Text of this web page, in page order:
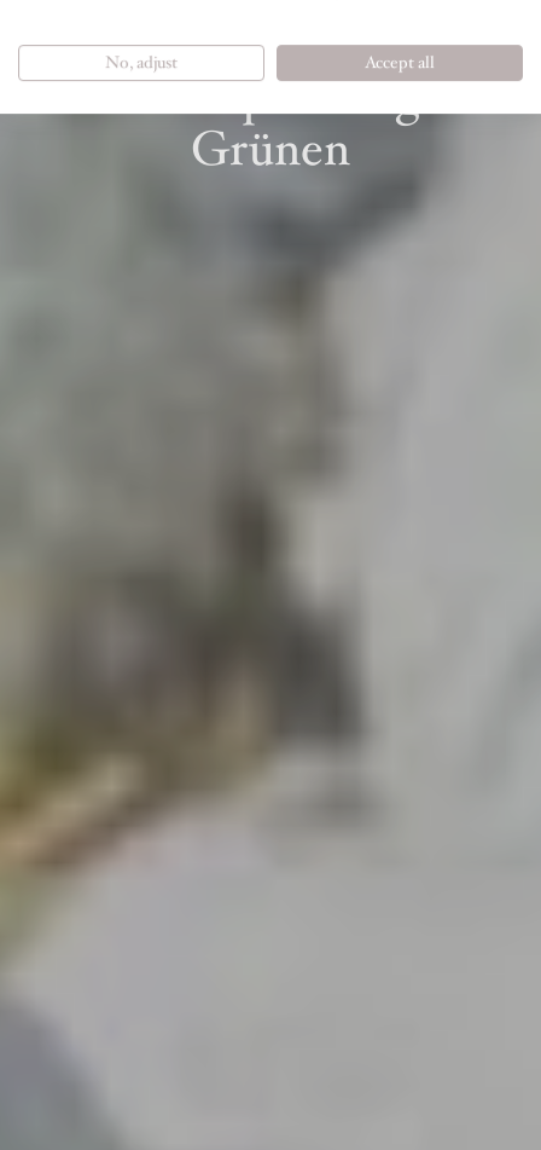
Ganzheitliche Wellness
undEntspannung im
Grünen
No, adjust Accept all